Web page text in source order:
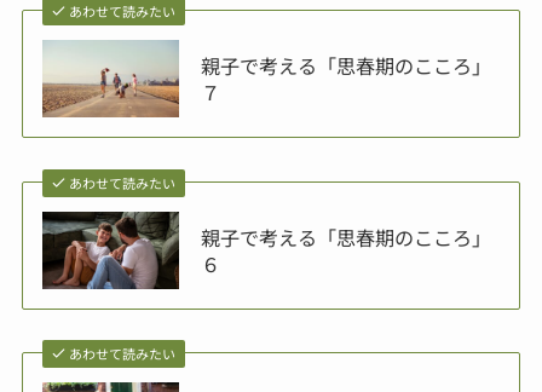
あわせて読みたい
親子で考える「思春期のこころ」
７
あわせて読みたい
親子で考える「思春期のこころ」
６
あわせて読みたい